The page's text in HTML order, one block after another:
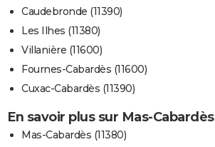
Caudebronde (11390)
Les Ilhes (11380)
Villanière (11600)
Fournes-Cabardès (11600)
Cuxac-Cabardès (11390)
En savoir plus sur Mas-Cabardès
Mas-Cabardès (11380)